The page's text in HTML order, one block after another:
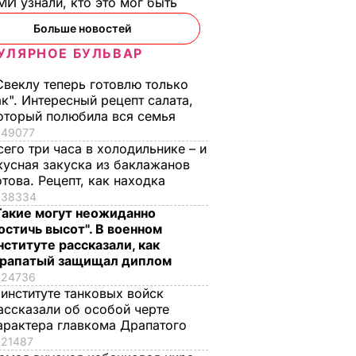
в
Минюст:
Спецразрешения
иностранцам для
Больше новостей
БУЛЬВАР
теперь готовлю только
Интересный рецепт салата,
полюбила вся семья
49077
три часа в холодильнике – и
закуска из баклажанов
Рецепт, как находка
38334
могут неожиданно
высот". В военном
рассказали, как
защищал диплом
24736
танковых войск
об особой черте
главкома Драпатого
21487